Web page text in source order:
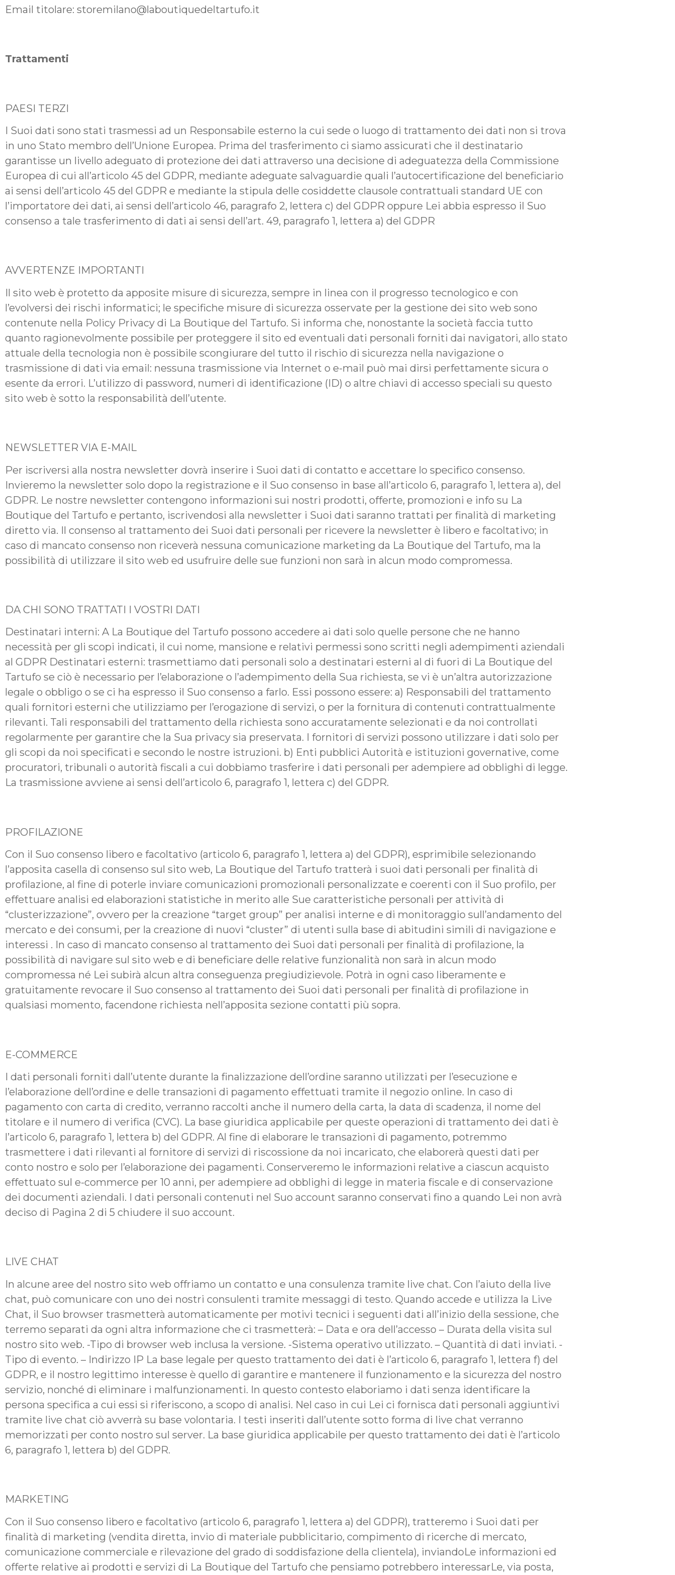
Email titolare: storemilano@laboutiquedeltartufo.it
Trattamenti
PAESI TERZI
I Suoi dati sono stati trasmessi ad un Responsabile esterno la cui sede o luogo di trattamento dei dati non si trova
in uno Stato membro dell’Unione Europea. Prima del trasferimento ci siamo assicurati che il destinatario
garantisse un livello adeguato di protezione dei dati attraverso una decisione di adeguatezza della Commissione
Europea di cui all’articolo 45 del GDPR, mediante adeguate salvaguardie quali l’autocertificazione del beneficiario
ai sensi dell’articolo 45 del GDPR e mediante la stipula delle cosiddette clausole contrattuali standard UE con
l’importatore dei dati, ai sensi dell’articolo 46, paragrafo 2, lettera c) del GDPR oppure Lei abbia espresso il Suo
consenso a tale trasferimento di dati ai sensi dell’art. 49, paragrafo 1, lettera a) del GDPR
AVVERTENZE IMPORTANTI
Il sito web è protetto da apposite misure di sicurezza, sempre in linea con il progresso tecnologico e con
l’evolversi dei rischi informatici; le specifiche misure di sicurezza osservate per la gestione dei sito web sono
contenute nella Policy Privacy di La Boutique del Tartufo. Si informa che, nonostante la società faccia tutto
quanto ragionevolmente possibile per proteggere il sito ed eventuali dati personali forniti dai navigatori, allo stato
attuale della tecnologia non è possibile scongiurare del tutto il rischio di sicurezza nella navigazione o
trasmissione di dati via email: nessuna trasmissione via Internet o e-mail può mai dirsi perfettamente sicura o
esente da errori. L’utilizzo di password, numeri di identificazione (ID) o altre chiavi di accesso speciali su questo
sito web è sotto la responsabilità dell’utente.
NEWSLETTER VIA E-MAIL
Per iscriversi alla nostra newsletter dovrà inserire i Suoi dati di contatto e accettare lo specifico consenso.
Invieremo la newsletter solo dopo la registrazione e il Suo consenso in base all’articolo 6, paragrafo 1, lettera a), del
GDPR. Le nostre newsletter contengono informazioni sui nostri prodotti, offerte, promozioni e info su La
Boutique del Tartufo e pertanto, iscrivendosi alla newsletter i Suoi dati saranno trattati per finalità di marketing
diretto via. Il consenso al trattamento dei Suoi dati personali per ricevere la newsletter è libero e facoltativo; in
caso di mancato consenso non riceverà nessuna comunicazione marketing da La Boutique del Tartufo, ma la
possibilità di utilizzare il sito web ed usufruire delle sue funzioni non sarà in alcun modo compromessa.
DA CHI SONO TRATTATI I VOSTRI DATI
Destinatari interni: A La Boutique del Tartufo possono accedere ai dati solo quelle persone che ne hanno
necessità per gli scopi indicati, il cui nome, mansione e relativi permessi sono scritti negli adempimenti aziendali
al GDPR Destinatari esterni: trasmettiamo dati personali solo a destinatari esterni al di fuori di La Boutique del
Tartufo se ciò è necessario per l’elaborazione o l’adempimento della Sua richiesta, se vi è un’altra autorizzazione
legale o obbligo o se ci ha espresso il Suo consenso a farlo. Essi possono essere: a) Responsabili del trattamento
quali fornitori esterni che utilizziamo per l’erogazione di servizi, o per la fornitura di contenuti contrattualmente
rilevanti. Tali responsabili del trattamento della richiesta sono accuratamente selezionati e da noi controllati
regolarmente per garantire che la Sua privacy sia preservata. I fornitori di servizi possono utilizzare i dati solo per
gli scopi da noi specificati e secondo le nostre istruzioni. b) Enti pubblici Autorità e istituzioni governative, come
procuratori, tribunali o autorità fiscali a cui dobbiamo trasferire i dati personali per adempiere ad obblighi di legge.
La trasmissione avviene ai sensi dell’articolo 6, paragrafo 1, lettera c) del GDPR.
PROFILAZIONE
Con il Suo consenso libero e facoltativo (articolo 6, paragrafo 1, lettera a) del GDPR), esprimibile selezionando
l’apposita casella di consenso sul sito web, La Boutique del Tartufo tratterà i suoi dati personali per finalità di
profilazione, al fine di poterle inviare comunicazioni promozionali personalizzate e coerenti con il Suo profilo, per
effettuare analisi ed elaborazioni statistiche in merito alle Sue caratteristiche personali per attività di
“clusterizzazione”, ovvero per la creazione “target group” per analisi interne e di monitoraggio sull’andamento del
mercato e dei consumi, per la creazione di nuovi “cluster” di utenti sulla base di abitudini simili di navigazione e
interessi . In caso di mancato consenso al trattamento dei Suoi dati personali per finalità di profilazione, la
possibilità di navigare sul sito web e di beneficiare delle relative funzionalità non sarà in alcun modo
compromessa né Lei subirà alcun altra conseguenza pregiudizievole. Potrà in ogni caso liberamente e
gratuitamente revocare il Suo consenso al trattamento dei Suoi dati personali per finalità di profilazione in
qualsiasi momento, facendone richiesta nell’apposita sezione contatti più sopra.
E-COMMERCE
I dati personali forniti dall’utente durante la finalizzazione dell’ordine saranno utilizzati per l’esecuzione e
l’elaborazione dell’ordine e delle transazioni di pagamento effettuati tramite il negozio online. In caso di
pagamento con carta di credito, verranno raccolti anche il numero della carta, la data di scadenza, il nome del
titolare e il numero di verifica (CVC). La base giuridica applicabile per queste operazioni di trattamento dei dati è
l’articolo 6, paragrafo 1, lettera b) del GDPR. Al fine di elaborare le transazioni di pagamento, potremmo
trasmettere i dati rilevanti al fornitore di servizi di riscossione da noi incaricato, che elaborerà questi dati per
conto nostro e solo per l’elaborazione dei pagamenti. Conserveremo le informazioni relative a ciascun acquisto
effettuato sul e-commerce per 10 anni, per adempiere ad obblighi di legge in materia fiscale e di conservazione
dei documenti aziendali. I dati personali contenuti nel Suo account saranno conservati fino a quando Lei non avrà
deciso di Pagina 2 di 5 chiudere il suo account.
LIVE CHAT
In alcune aree del nostro sito web offriamo un contatto e una consulenza tramite live chat. Con l’aiuto della live
chat, può comunicare con uno dei nostri consulenti tramite messaggi di testo. Quando accede e utilizza la Live
Chat, il Suo browser trasmetterà automaticamente per motivi tecnici i seguenti dati all’inizio della sessione, che
terremo separati da ogni altra informazione che ci trasmetterà: – Data e ora dell’accesso – Durata della visita sul
nostro sito web. -Tipo di browser web inclusa la versione. -Sistema operativo utilizzato. – Quantità di dati inviati. -
Tipo di evento. – Indirizzo IP La base legale per questo trattamento dei dati è l’articolo 6, paragrafo 1, lettera f) del
GDPR, e il nostro legittimo interesse è quello di garantire e mantenere il funzionamento e la sicurezza del nostro
servizio, nonché di eliminare i malfunzionamenti. In questo contesto elaboriamo i dati senza identificare la
persona specifica a cui essi si riferiscono, a scopo di analisi. Nel caso in cui Lei ci fornisca dati personali aggiuntivi
tramite live chat ciò avverrà su base volontaria. I testi inseriti dall’utente sotto forma di live chat verranno
memorizzati per conto nostro sul server. La base giuridica applicabile per questo trattamento dei dati è l’articolo
6, paragrafo 1, lettera b) del GDPR.
MARKETING
Con il Suo consenso libero e facoltativo (articolo 6, paragrafo 1, lettera a) del GDPR), tratteremo i Suoi dati per
finalità di marketing (vendita diretta, invio di materiale pubblicitario, compimento di ricerche di mercato,
comunicazione commerciale e rilevazione del grado di soddisfazione della clientela), inviandoLe informazioni ed
offerte relative ai prodotti e servizi di La Boutique del Tartufo che pensiamo potrebbero interessarLe, via posta,